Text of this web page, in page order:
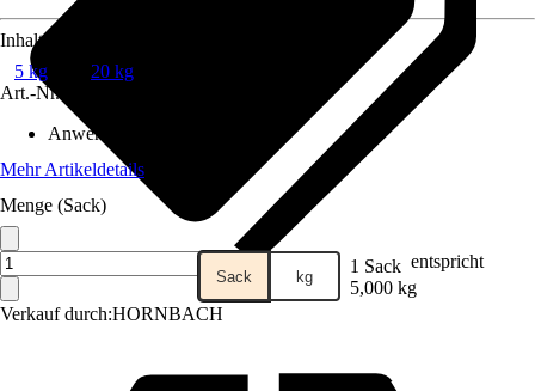
Verkauf durch:HORNBACH
Inhalt
5 kg
20 kg
Art.-Nr.
Anwendungsbereich
Mehr Artikeldetails
Menge (Sack)
Sack kg 1 Sack entspricht
5,000 kg